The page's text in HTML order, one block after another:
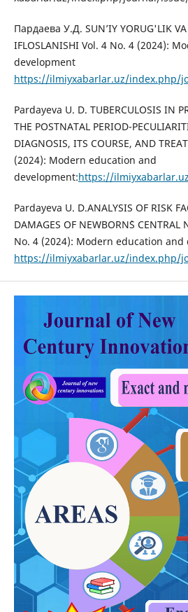
Пардаева У.Д. SUN’IY YORUG'LIK
IFLOSLANISHI Vol. 4 No. 4 (2024):
development
https://ilmiyxabarlar.uz/index.php/
Pardayeva U. D. TUBERCULOSIS IN
THE POSTNATAL PERIOD-
DIAGNOSIS, ITS COURSE, AND
(2024): Modern education and
development:https://
Pardayeva U. D.ANALYSIS OF RISK
DAMAGES OF NEWBORN`S CENTRAL
No. 4 (2024): Modern education and
https://ilmiyxabarlar.uz/index.php/